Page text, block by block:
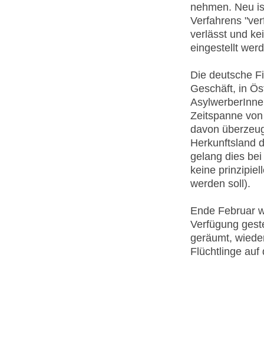
nehmen. Neu
Verfahrens
verlässt und
eingestellt
Die deutsche
Geschäft, in
Zeitspanne
davon
Herkunftsland
gelang dies
keine
werden soll).
Ende Februar
Verfügung
geräumt,
Flüchtlinge auf